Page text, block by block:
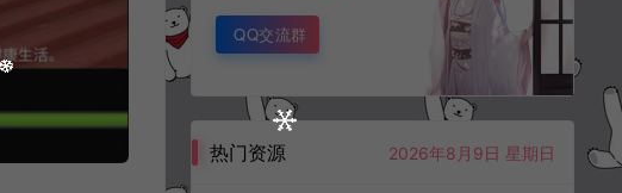
QQ交流群
热门资源 2026年8月9日 星期日